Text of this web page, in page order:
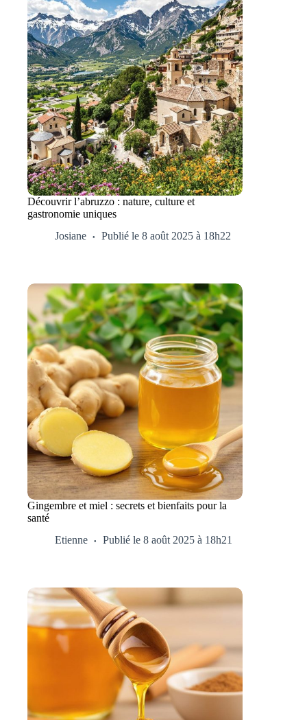
Découvrir l’abruzzo : nature, culture et
gastronomie uniques
Josiane
Publié le 8 août 2025 à 18h22
Gingembre et miel : secrets et bienfaits pour la
santé
Etienne
Publié le 8 août 2025 à 18h21